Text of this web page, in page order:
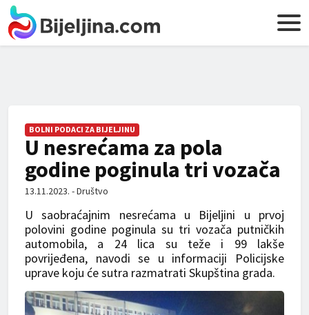
BOLNI PODACI ZA BIJELJINU
U nesrećama za pola
godine poginula tri vozača
13.11.2023. - Društvo
U saobraćajnim nesrećama u Bijeljini u prvoj
polovini godine poginula su tri vozača putničkih
automobila, a 24 lica su teže i 99 lakše
povrijeđena, navodi se u informaciji Policijske
uprave koju će sutra razmatrati Skupština grada.